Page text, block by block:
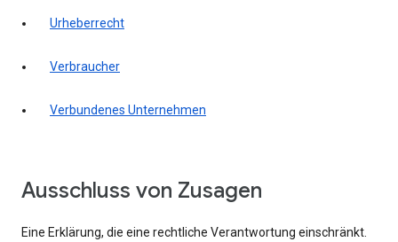
Urheberrecht
Verbraucher
Verbundenes Unternehmen
Ausschluss von Zusagen
Eine Erklärung, die eine rechtliche Verantwortung einschränkt.